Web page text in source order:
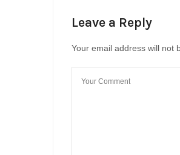
Leave a Reply
Your email address will not